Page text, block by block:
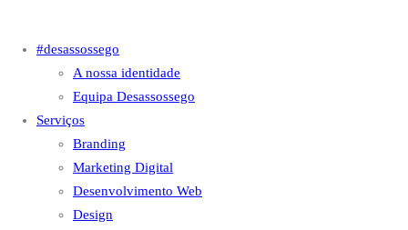
#desassossego
A nossa identidade
Equipa Desassossego
Serviços
Branding
Marketing Digital
Desenvolvimento Web
Design